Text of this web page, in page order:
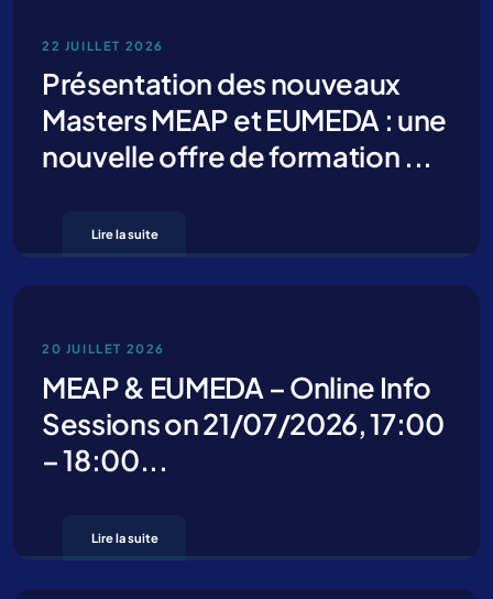
22 JUILLET 2026
Présentation des nouveaux
Masters MEAP et EUMEDA : une
nouvelle offre de formation ...
Lire la suite
20 JUILLET 2026
MEAP & EUMEDA – Online Info
Sessions on 21/07/2026, 17:00
– 18:00...
Lire la suite
d’informations